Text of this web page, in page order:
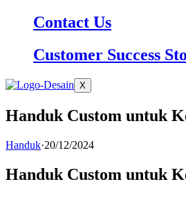
Contact Us
Customer Success
X
Handuk Custom untuk
Handuk·20/12/2024
Handuk Custom untuk